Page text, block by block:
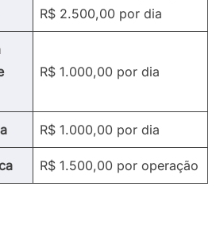
R$ 2.500,00 por dia
R$ 1.000,00 por dia
R$ 1.000,00 por dia
R$ 1.500,00 por operação